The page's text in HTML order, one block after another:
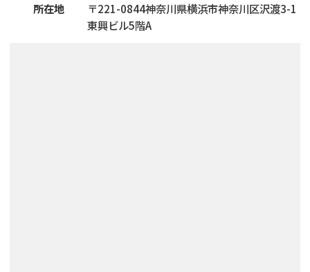
所在地 〒221-0844神奈川県横浜市神奈川区沢渡3-1
東興ビル5階A